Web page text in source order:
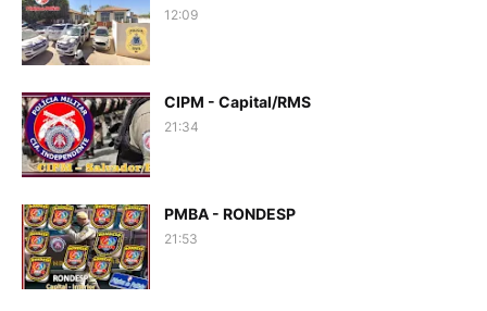
12:09
CIPM - Capital/RMS
21:34
PMBA - RONDESP
21:53